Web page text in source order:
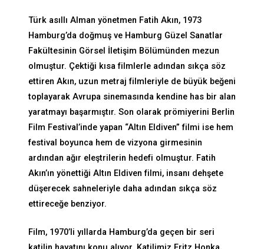
Türk asıllı Alman yönetmen Fatih Akın, 1973
Hamburg’da doğmuş ve Hamburg Güzel Sanatlar
Fakültesinin Görsel İletişim Bölümünden mezun
olmuştur. Çektiği kısa filmlerle adından sıkça söz
ettiren Akın, uzun metraj filmleriyle de büyük beğeni
toplayarak Avrupa sinemasında kendine has bir alan
yaratmayı başarmıştır. Son olarak prömiyerini Berlin
Film Festival’inde yapan “Altın Eldiven” filmi ise hem
festival boyunca hem de vizyona girmesinin
ardından ağır eleştrilerin hedefi olmuştur. Fatih
Akın’ın yönettiği Altın Eldiven filmi, insanı dehşete
düşerecek sahneleriyle daha adından sıkça söz
ettireceğe benziyor.
Film, 1970’li yıllarda Hamburg’da geçen bir seri